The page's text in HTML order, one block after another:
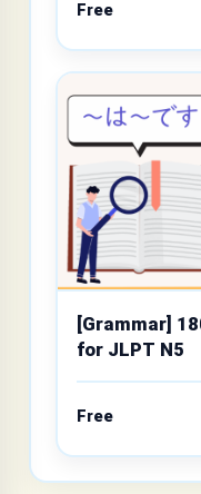
Free
[Grammar]
for JLPT N5
Free